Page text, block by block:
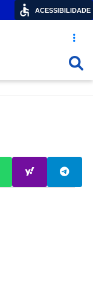
Acesso
ACESSIBILIDADE